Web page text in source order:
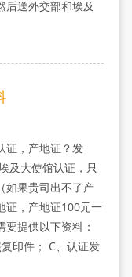
后送外交部和埃及
证，产地证？发
及大使馆认证，只
如果贵司出不了产
证，产地证100元一
提供以下资料：
印件； C、认证发